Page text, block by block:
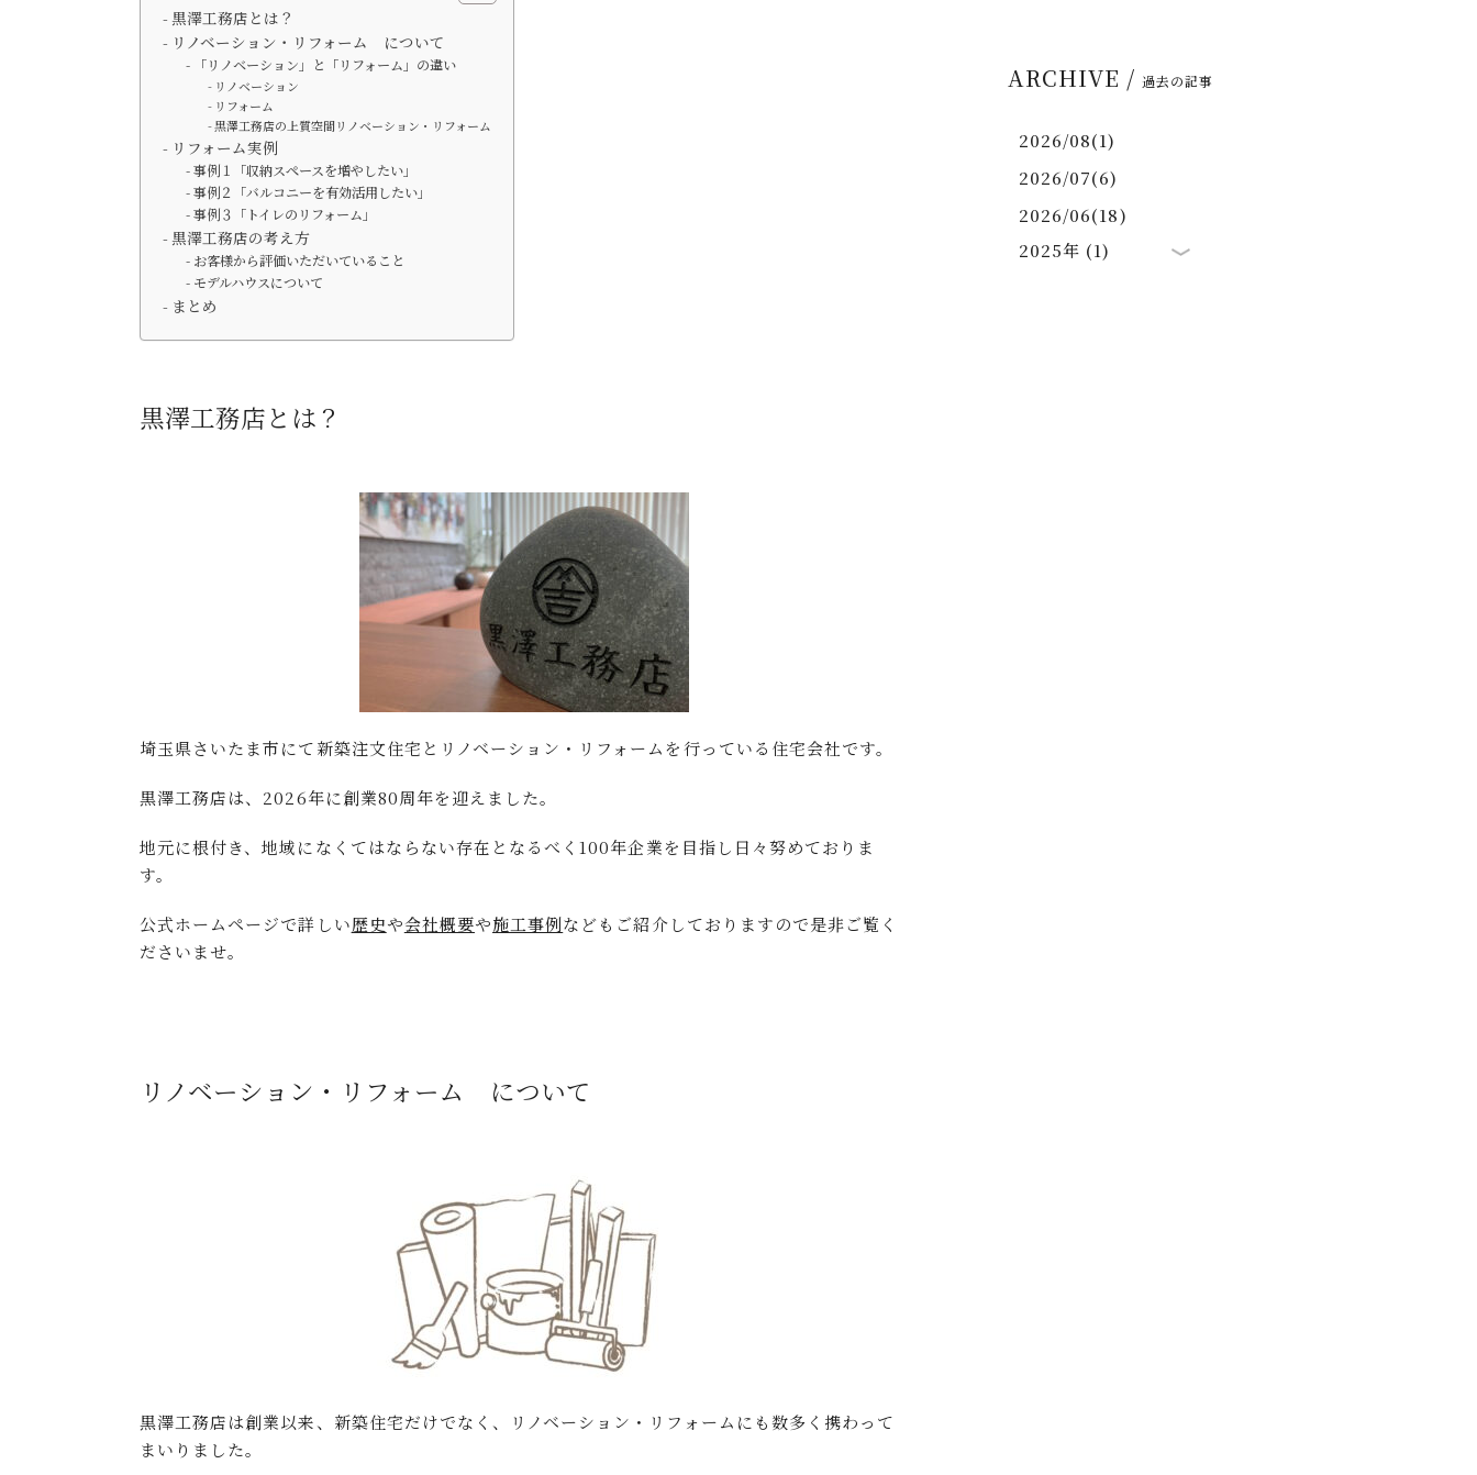
黒澤工務店とは？
リノベーション・リフォーム について
「リノベーション」と「リフォーム」の違い
リノベーション
リフォーム
黒澤工務店の上質空間リノベーション・リフォーム
リフォーム実例
事例１「収納スペースを増やしたい」
事例２「バルコニーを有効活用したい」
事例３「トイレのリフォーム」
黒澤工務店の考え方
お客様から評価いただいていること
モデルハウスについて
まとめ
黒澤工務店とは？
埼玉県さいたま市にて新築注文住宅とリノベーション・リフォームを行っている住宅会社です。
黒澤工務店は、2026年に創業80周年を迎えました。
地元に根付き、地域になくてはならない存在となるべく100年企業を目指し日々努めておりま
す。
公式ホームページで詳しい歴史や会社概要や施工事例などもご紹介しておりますので是非ご覧く
ださいませ。
リノベーション・リフォーム について
黒澤工務店は創業以来、新築住宅だけでなく、リノベーション・リフォームにも数多く携わって
まいりました。
ARCHIVE / 過去の記事
2026/08(1)
2026/07(6)
2026/06(18)
2025年 (1)